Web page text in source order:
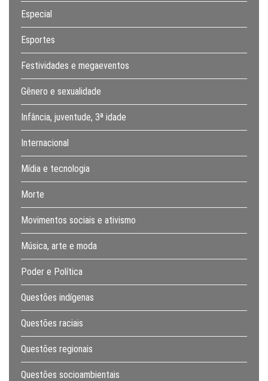
Especial
Esportes
Festividades e megaeventos
Gênero e sexualidade
Infância, juventude, 3ª idade
Internacional
Mídia e tecnologia
Morte
Movimentos sociais e ativismo
Música, arte e moda
Poder e Política
Questões indígenas
Questões raciais
Questões regionais
Questões socioambientais